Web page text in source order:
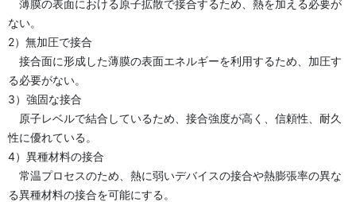
薄膜の表面における原子拡散で接合するため、熱を加える必要が
ない。
2）無加圧で接合
接合面に形成した薄膜の表面エネルギーを利用するため、加圧す
る必要がない。
3）強固な接合
原子レベルで結合しているため、接合強度が高く、信頼性、耐久
性に優れている。
4）異種材料の接合
常温プロセスのため、熱に弱いデバイスの接合や熱膨張率の異な
る異種材料の接合を可能にする。